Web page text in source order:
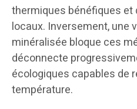
thermiques bénéfiques
locaux. Inversement, une
minéralisée bloque ces
déconnecte
écologiques capables de
température.